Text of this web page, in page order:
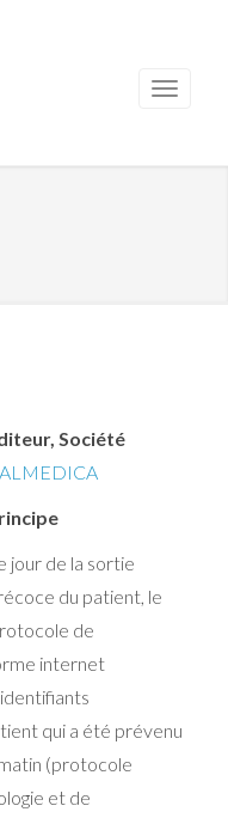
Société
jour de la sortie
du patient, le
de
internet
qui a été prévenu
(protocole
et de